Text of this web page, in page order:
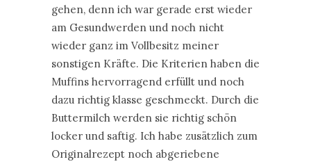
gehen, denn ich war gerade erst wieder
am Gesundwerden und noch nicht
wieder ganz im Vollbesitz meiner
sonstigen Kräfte. Die Kriterien haben die
Muffins hervorragend erfüllt und noch
dazu richtig klasse geschmeckt. Durch die
Buttermilch werden sie richtig schön
locker und saftig. Ich habe zusätzlich zum
Originalrezept noch abgeriebene